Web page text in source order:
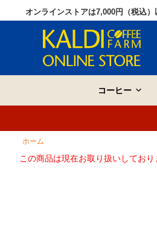
オンラインストアは7,000円（税込）
コーヒー
ホーム
この商品は現在お取り扱いしており